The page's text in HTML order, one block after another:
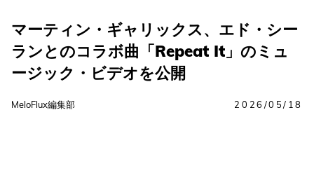
マーティン・ギャリックス、エド・シー
ランとのコラボ曲「Repeat It」のミュ
ージック・ビデオを公開
MeloFlux編集部 2026/05/18